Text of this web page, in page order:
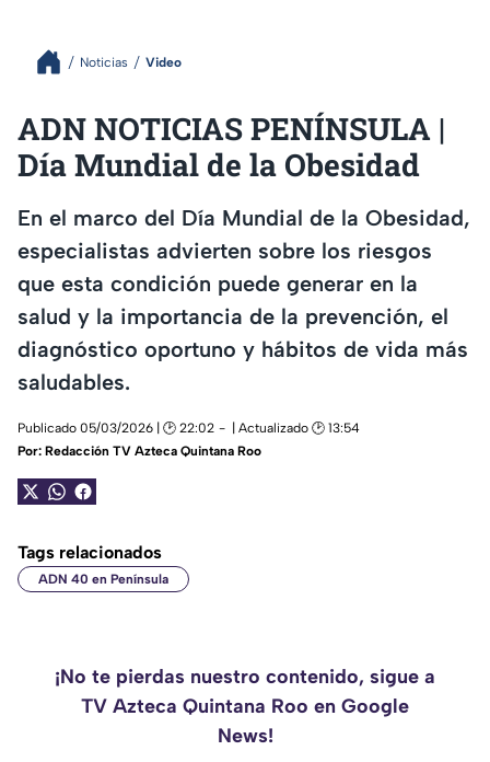
Noticias Video
ADN NOTICIAS PENÍNSULA |
Día Mundial de la Obesidad
En el marco del Día Mundial de la Obesidad,
especialistas advierten sobre los riesgos
que esta condición puede generar en la
salud y la importancia de la prevención, el
diagnóstico oportuno y hábitos de vida más
saludables.
Publicado 05/03/2026 | 🕑 22:02
| Actualizado 🕑 13:54
Por: Redacción TV Azteca Quintana Roo
Tags relacionados
ADN 40 en Península
¡No te pierdas nuestro contenido, sigue a
TV Azteca Quintana Roo en Google
News!